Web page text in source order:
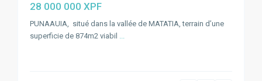
28 000 000 XPF
PUNAAUIA, situé dans la vallée de MATATIA, terrain d’une
superficie de 874m2 viabil ...